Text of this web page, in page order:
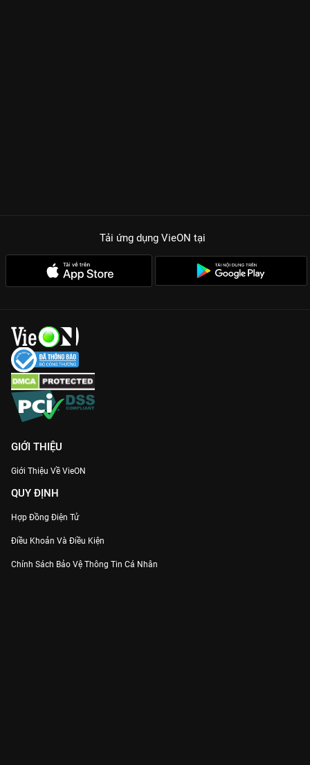
Tải ứng dụng VieON tại
GIỚI THIỆU
Giới Thiệu Về VieON
QUY ĐỊNH
Hợp Đồng Điện Tử
Điều Khoản Và Điều Kiện
Chính Sách Bảo Vệ Thông Tin Cá Nhân